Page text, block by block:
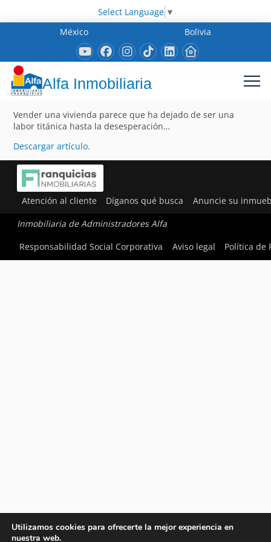
Select Language ▼
México
Bolivia
Alfa Inmobiliaria
Vender una vivienda parece que ha dejado de ser una
labor titánica hasta la desesperación…
Descargar artículo.
Atención al cliente Díganos qué busca Anuncie su
Inmobiliaria de Administradores Alfa
Responsabilidad Social Corporativa
Aviso legal Política de
Utilizamos cookies para ofrecerte la mejor experiencia en
nuestra web.